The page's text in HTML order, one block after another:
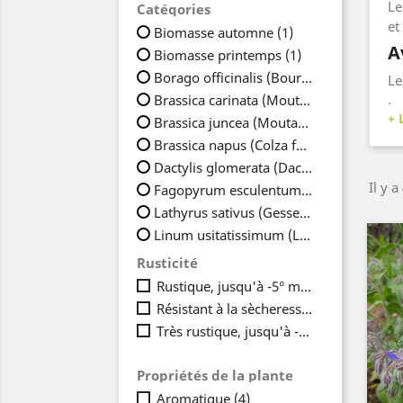
Catégories
Biomasse automne (1)
Biomasse printemps (1)
Borago officinalis (Bourrache)
Brassica carinata (Moutarde d'Abyssinie)
Brassica juncea (Moutarde brune)
Brassica napus (Colza fourrager)
(1)
Dactylis glomerata (Dactyle agglomérée)
Fagopyrum esculentum (Sarrazin)
(1)
Lathyrus sativus (Gesse fourragère)
Linum usitatissimum (Lin oléagineux)
(1)
Lupinus alba (Lupin blanc)
(1)
Rusticité
Rustique, jusqu'à -5° maximum
(3)
Résistant à la sècheresse
Très rustique, jusqu'à -15°C et plus
(2)
Propriétés de la plante
Aromatique (4)
et
Il y a